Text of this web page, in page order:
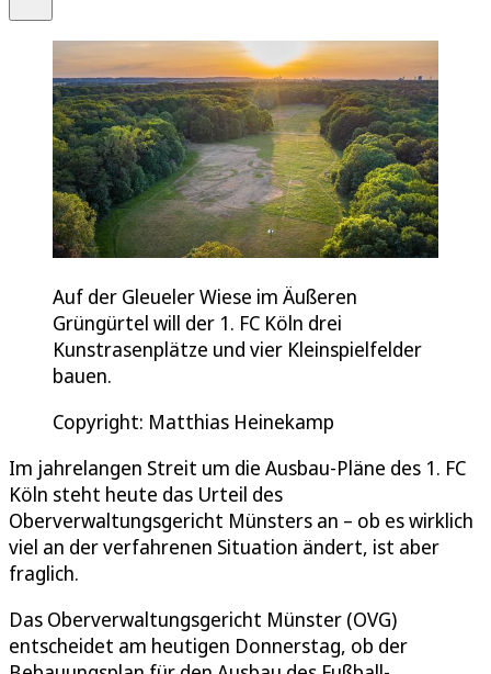
Auf der Gleueler Wiese im Äußeren
Grüngürtel will der 1. FC Köln drei
Kunstrasenplätze und vier Kleinspielfelder
bauen.
Copyright: Matthias Heinekamp
Im jahrelangen Streit um die Ausbau-Pläne des 1. FC
Köln steht heute das Urteil des
Oberverwaltungsgericht Münsters an – ob es wirklich
viel an der verfahrenen Situation ändert, ist aber
fraglich.
Das Oberverwaltungsgericht Münster (OVG)
entscheidet am heutigen Donnerstag, ob der